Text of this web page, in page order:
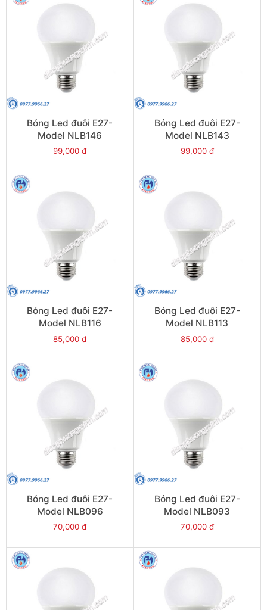
Bóng Led đuôi E27-
Model NLB146
99,000 đ
Bóng Led đuôi E27-
Model NLB143
99,000 đ
Bóng Led đuôi E27-
Model NLB116
85,000 đ
Bóng Led đuôi E27-
Model NLB113
85,000 đ
Bóng Led đuôi E27-
Model NLB096
70,000 đ
Bóng Led đuôi E27-
Model NLB093
70,000 đ